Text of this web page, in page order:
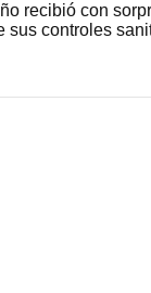
recibió con
sus controles